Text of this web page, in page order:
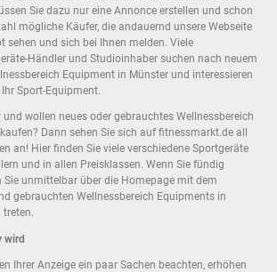
Sie dazu nur eine Annonce erstellen und schon
mögliche Käufer, die andauernd unsere Webseite
sehen und sich bei Ihnen melden. Viele
Händler und Studioinhaber suchen nach neuem
Equipment in Münster und interessieren
Sport-Equipment.
wollen neues oder gebrauchtes Wellnessbereich
Dann sehen Sie sich auf fitnessmarkt.de all
an! Hier finden Sie viele verschiedene Sportgeräte
und in allen Preisklassen. Wenn Sie fündig
Sie unmittelbar über die Homepage mit dem
gebrauchten Wellnessbereich Equipments in
treten.
wird
Ihrer Anzeige ein paar Sachen beachten, erhöhen